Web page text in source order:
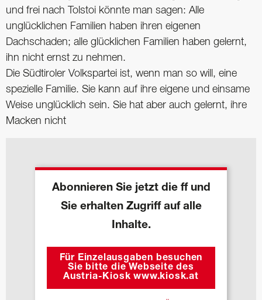
und frei nach Tolstoi könnte man sagen: Alle
unglücklichen Familien haben ihren eigenen
Dachschaden; alle glücklichen Familien haben gelernt,
ihn nicht ernst zu nehmen.
Die Südtiroler Volkspartei ist, wenn man so will, eine
spezielle Familie. Sie kann auf ihre eigene und einsame
Weise unglücklich sein. Sie hat aber auch gelernt, ihre
Macken nicht
Abonnieren Sie jetzt die ff und
Sie erhalten Zugriff auf alle
Inhalte.
Für Einzelausgaben besuchen
Sie bitte die Webseite des
Austria-Kiosk www.kiosk.at